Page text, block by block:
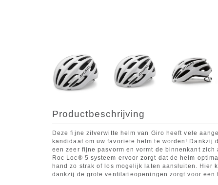
Productbeschrijving
Deze fijne zilverwitte helm van Giro heeft vele
kandidaat om uw favoriete helm te worden! Dankzij
een zeer fijne pasvorm en vormt de binnenkant
Roc Loc® 5 systeem ervoor zorgt dat de helm
hand zo strak of los mogelijk laten aansluiten. Hier
dankzij de grote ventilatieopeningen zorgt voor een